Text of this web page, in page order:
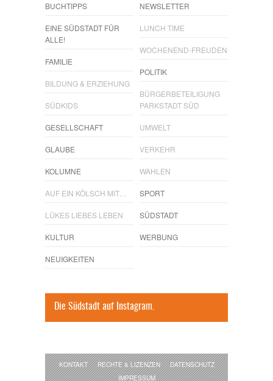
BUCHTIPPS
EINE SÜDSTADT FÜR
ALLE!
FAMILIE
BILDUNG & ERZIEHUNG
SÜDKIDS
GESELLSCHAFT
GLAUBE
KOLUMNE
AUF EIN KÖLSCH MIT…
LÜKES LIEBES LEBEN
KULTUR
NEUIGKEITEN
NEWSLETTER
LUNCH TIME
WOCHENEND-FREUDEN
POLITIK
BÜRGERBETEILIGUNG
PARKSTADT SÜD
UMWELT
VERKEHR
WAHLEN
SPORT
SÜDSTADT
WERBUNG
Die Südstadt auf Instagram.
KONTAKT RECHTE & LIZENZEN
DATENSCHUTZ
IMPRESSUM